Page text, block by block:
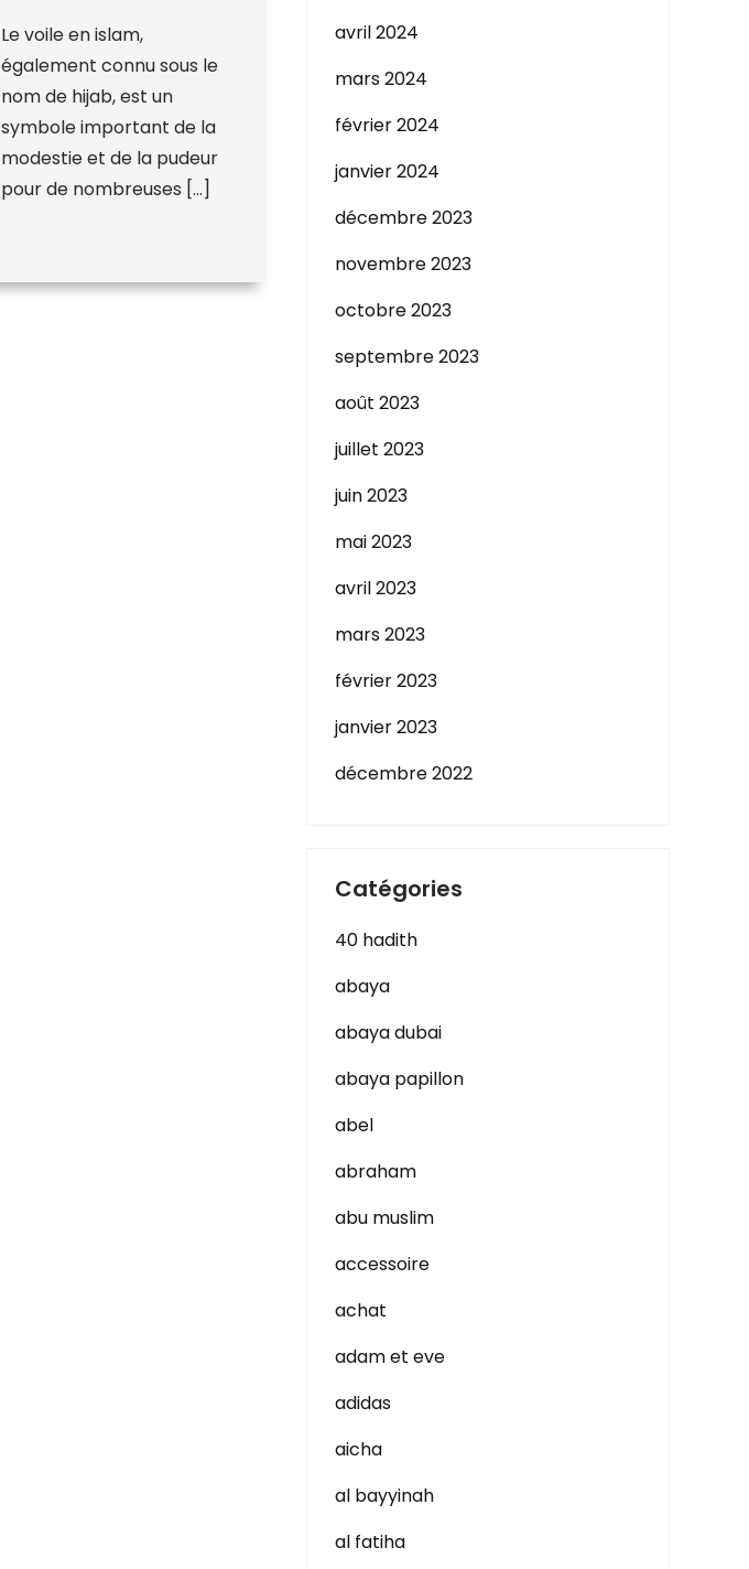
Le voile en islam,
également connu sous le
nom de hijab, est un
symbole important de la
modestie et de la pudeur
pour de nombreuses […]
avril 2024
mars 2024
février 2024
janvier 2024
décembre 2023
novembre 2023
octobre 2023
septembre 2023
août 2023
juillet 2023
juin 2023
mai 2023
avril 2023
mars 2023
février 2023
janvier 2023
décembre 2022
Catégories
40 hadith
abaya
abaya dubai
abaya papillon
abel
abraham
abu muslim
accessoire
achat
adam et eve
adidas
aicha
al bayyinah
al fatiha